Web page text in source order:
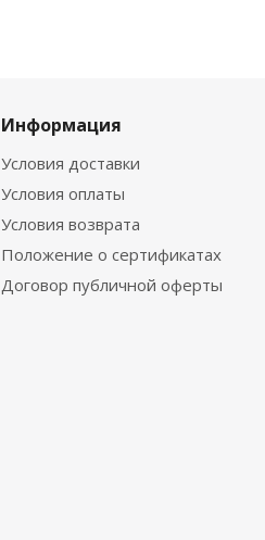
Информация
Условия доставки
Условия оплаты
Условия возврата
Положение о сертификатах
Договор публичной оферты